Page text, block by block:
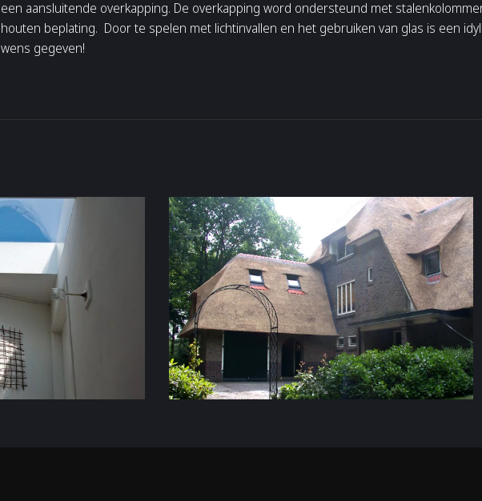
een aansluitende overkapping. De overkapping word ondersteund met
houten beplating. Door te spelen met lichtinvallen en het gebruiken van glas is een
wens gegeven!